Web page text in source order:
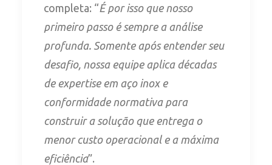
completa: “É por isso que nosso
primeiro passo é sempre a análise
profunda. Somente após entender seu
desafio, nossa equipe aplica décadas
de expertise em aço inox e
conformidade normativa para
construir a solução que entrega o
menor custo operacional e a máxima
eficiência”.